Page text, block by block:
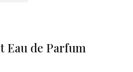
Eau de Parfum